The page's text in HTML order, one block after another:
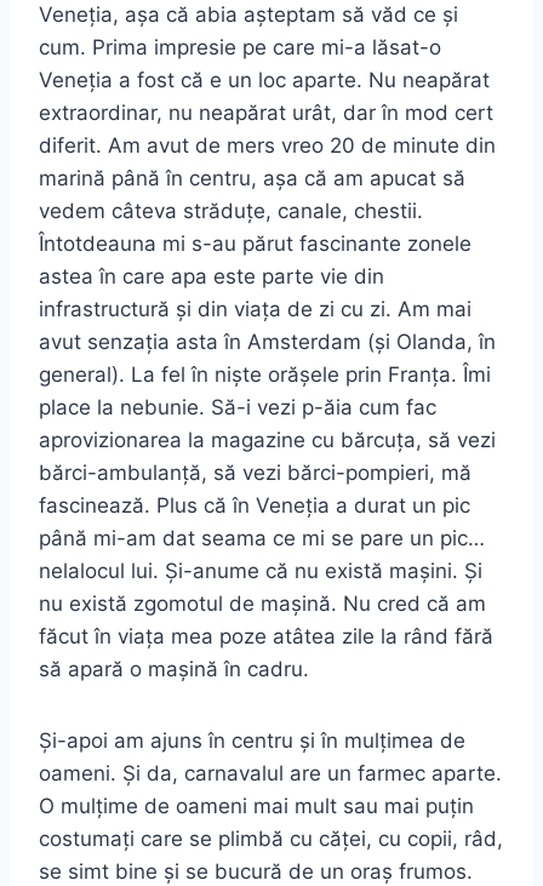
Veneția, așa că abia așteptam să văd ce și
cum. Prima impresie pe care mi-a lăsat-o
Veneția a fost că e un loc aparte. Nu neapărat
extraordinar, nu neapărat urât, dar în mod cert
diferit. Am avut de mers vreo 20 de minute din
marină până în centru, așa că am apucat să
vedem câteva străduțe, canale, chestii.
Întotdeauna mi s-au părut fascinante zonele
astea în care apa este parte vie din
infrastructură și din viața de zi cu zi. Am mai
avut senzația asta în Amsterdam (și Olanda, în
general). La fel în niște orășele prin Franța. Îmi
place la nebunie. Să-i vezi p-ăia cum fac
aprovizionarea la magazine cu bărcuța, să vezi
bărci-ambulanță, să vezi bărci-pompieri, mă
fascinează. Plus că în Veneția a durat un pic
până mi-am dat seama ce mi se pare un pic…
nelalocul lui. Și-anume că nu există mașini. Și
nu există zgomotul de mașină. Nu cred că am
făcut în viața mea poze atâtea zile la rând fără
să apară o mașină în cadru.
Și-apoi am ajuns în centru și în mulțimea de
oameni. Și da, carnavalul are un farmec aparte.
O mulțime de oameni mai mult sau mai puțin
costumați care se plimbă cu căței, cu copii, râd,
se simt bine și se bucură de un oraș frumos.